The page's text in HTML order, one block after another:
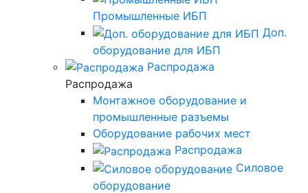
Промышленные ИБП
Доп.
оборудование для ИБП
Распродажа
Распродажа
Монтажное оборудование и
промышленные разъемы
Оборудование рабочих мест
Распродажа
Силовое
оборудование